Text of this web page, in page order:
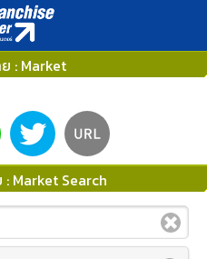
: Market
: Market Search